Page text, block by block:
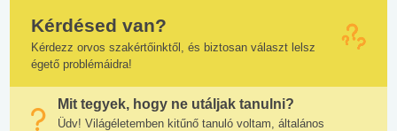
Kérdésed van?
Kérdezz orvos szakértőinktől, és biztosan választ lelsz
égető problémáidra!
Mit tegyek, hogy ne utáljak tanulni?
Üdv! Világéletemben kitűnő tanuló voltam, általános